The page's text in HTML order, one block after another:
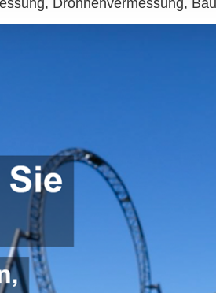
Drohnenvermessung,